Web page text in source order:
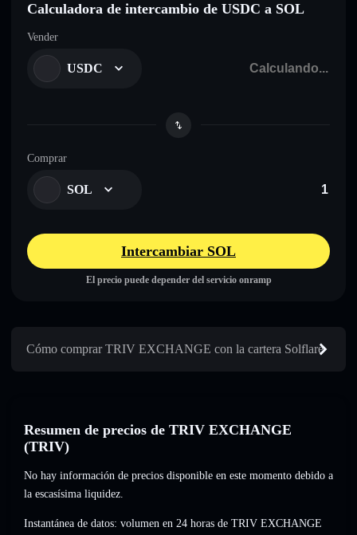
Calculadora de intercambio de USDC a SOL
Vender
USDC
Comprar
SOL
Intercambiar SOL
El precio puede depender del servicio onramp
Cómo comprar TRIV EXCHANGE con la cartera Solflare
Resumen de precios de TRIV EXCHANGE
(TRIV)
No hay información de precios disponible en este momento debido a
la escasísima liquidez.
Instantánea de datos: volumen en 24 horas de TRIV EXCHANGE